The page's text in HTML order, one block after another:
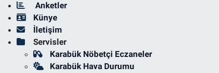
Anketler
Künye
İletişim
Servisler
Karabük Nöbetçi Eczaneler
Karabük Hava Durumu